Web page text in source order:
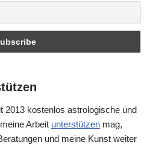
2013 kostenlos astrologische und
Arbeit unterstützen mag,
und meine Kunst weiter